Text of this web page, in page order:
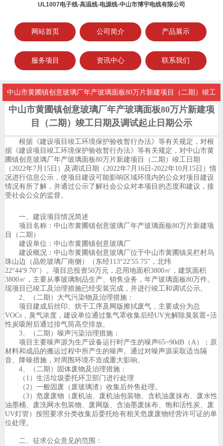
UL1007电子线-高温线-电源线-中山市博宇电线有限公司
网站首页 公司简介 产品展示
服务项目 资讯中心 联系我们
中山市黄圃镇创意玻璃厂年产玻璃面板80万片新建项目（二期）竣工
中山市黄圃镇创意玻璃厂年产玻璃面板80万片新建项
目（二期）竣工日期及调试起止日期公示
根据《建设项目竣工环境保护验收暂行办法》等有关规定，对根
据《建设项目竣工环境保护验收暂行办法》等有关规定，对中山市黄
圃镇创意玻璃厂年产玻璃面板80万片新建项目（二期）竣工日期
（2022年7月 15 日）及调试日期（2022年7月 16 日-2022年10月15日）情
况进行信息公示，使项目建设可能影响区域环境内的公众对项目建设
情况有所了解，并通过公示了解社会公众对本项目的态度和建议，接
受社会公众的监督。
一、建设项目情况简述
项目名称：中山市黄圃镇创意玻璃厂年产玻璃面板80万片新建项
目（二期）
建设单位：中山市黄圃镇创意玻璃厂
建设概况：中山市黄圃镇创意玻璃厂位于中山市黄圃镇吴栏村乌
珠山边（晶乾玻璃厂南侧）（东经113°22′55.75″，北纬
22°44′9.70″）。项目总投资50万元，总用地面积3800㎡，建筑面积
3800㎡，主要从事玻璃制品生产、销售业务，年产玻璃面板80万件。
现项目已竣工及治理措施已经安装完成，并进行竣工和调试公示。
2、（二期）大气污染物及治理措施：
项目建成后丝印、烘干工序及网版擦拭废气，主要成分为总
VOCs，臭气浓度，建设单位通过集气罩收集后经UV光解除臭装置+活
性炭吸附后通过排气筒高空排放。
3、（二期）噪声污染治理措施：
项目主要噪声源为生产设备运行时产生的噪声65~90dB（A）；原
材料和成品的搬运过程中所产生的噪声。通过对噪声源采取适当隔
音、降噪措施，对周围环境不造成重大影响。
4、（二期）固体废物及治理措施：
（1）生活垃圾委托环卫部门进行处理
（2）一般固废（废玻璃渣）收集后外售处理。
（3）危废废物（废机油、废机油包装物、含机油废抹布、废水性
油墨桶、废洗网水包装物、废网版、含油墨废抹布、饱和活性炭、废
UV灯管）按照要求分类收集后委托给有相关危废废物经营许可证的单
位处理。
二、征求公众意见的范围：